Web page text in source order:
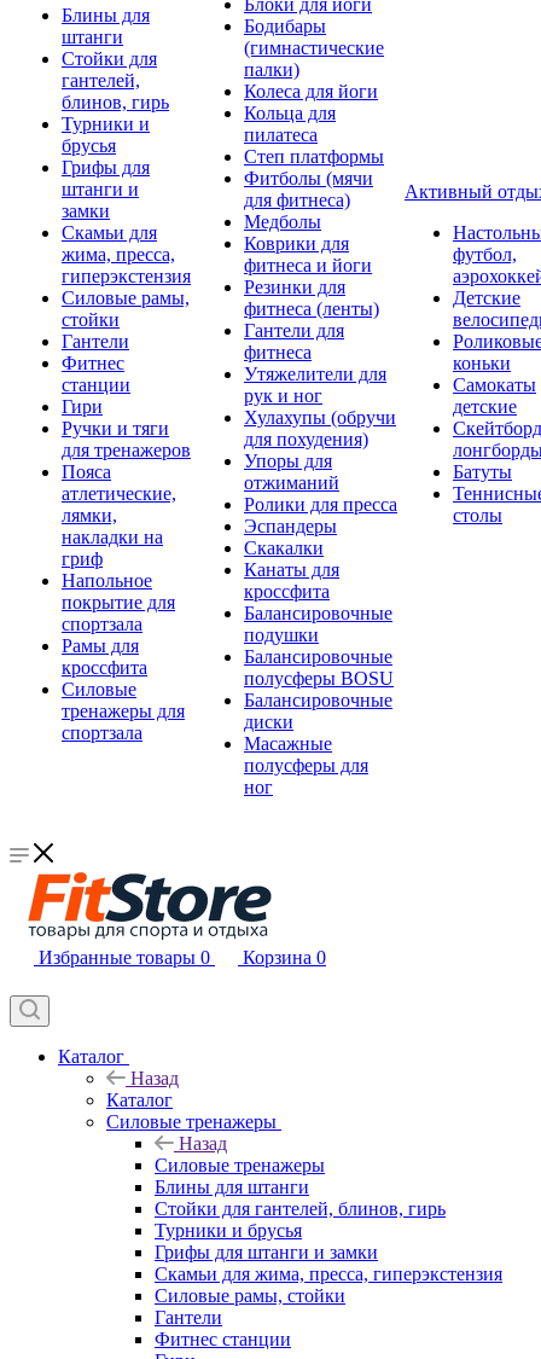
Блины для
штанги
Стойки для
гантелей,
блинов, гирь
Турники и
брусья
Грифы для
штанги и
замки
Скамьи для
жима, пресса,
гиперэкстензия
Силовые рамы,
стойки
Гантели
Фитнес
станции
Гири
Ручки и тяги
для тренажеров
Пояса
атлетические,
лямки,
накладки на
гриф
Напольное
покрытие для
спортзала
Рамы для
кроссфита
Силовые
тренажеры для
спортзала
Блоки для йоги
Бодибары
(гимнастические
палки)
Колеса для йоги
Кольца для
пилатеса
Степ платформы
Фитболы (мячи
для фитнеса)
Медболы
Коврики для
фитнеса и йоги
Резинки для
фитнеса (ленты)
Гантели для
фитнеса
Утяжелители для
рук и ног
Хулахупы (обручи
для похудения)
Упоры для
отжиманий
Ролики для пресса
Эспандеры
Скакалки
Канаты для
кроссфита
Балансировочные
подушки
Балансировочные
полусферы BOSU
Балансировочные
диски
Масажные
полусферы для
ног
Активный
футбол,
Детские
коньки
Самокаты
детские
Батуты
столы
Избранные товары 0 Корзина 0
Каталог
Назад
Каталог
Силовые тренажеры
Назад
Силовые тренажеры
Блины для штанги
Стойки для гантелей, блинов, гирь
Турники и брусья
Грифы для штанги и замки
Скамьи для жима, пресса, гиперэкстензия
Силовые рамы, стойки
Гантели
Фитнес станции